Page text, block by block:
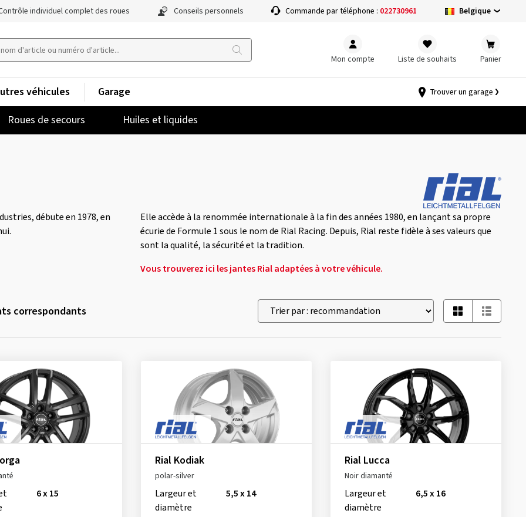
individuel complet des roues Conseils personnels Commande par téléphone : 022730961 Belgique
Mon compte Liste de souhaits Panier
Roues de secours Huiles et liquides
véhicules Garage Trouver un garage
débute en 1978, en
Elle accède à la renommée internationale à la fin des années 1980, en lançant sa propre
écurie de Formule 1 sous le nom de Rial Racing. Depuis, Rial reste fidèle à ses valeurs que
sont la qualité, la sécurité et la tradition.
Vous trouverez ici les jantes Rial adaptées à votre véhicule.
correspondants
6 x 15
Rial Kodiak
polar-silver
Largeur et
diamètre
5,5 x 14
Rial Lucca
Noir diamanté
Largeur et
diamètre
6,5 x 16